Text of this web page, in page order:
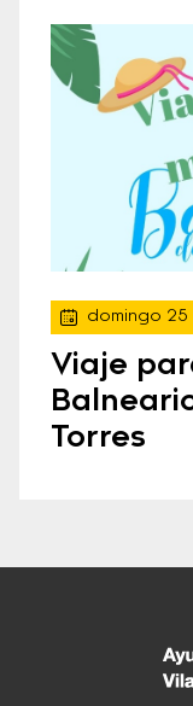
domingo 25
Viaje
Torres